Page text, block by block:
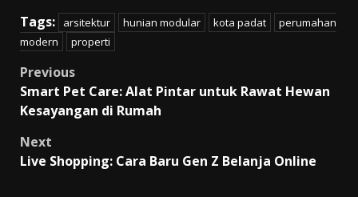
Tags:
arsitektur hunian modular kota padat
perumahan
modern
properti
Post
navigation
Previous
Smart Pet Care: Alat Pintar untuk Rawat Hewan
Kesayangan di Rumah
Next
Live Shopping: Cara Baru Gen Z Belanja Online